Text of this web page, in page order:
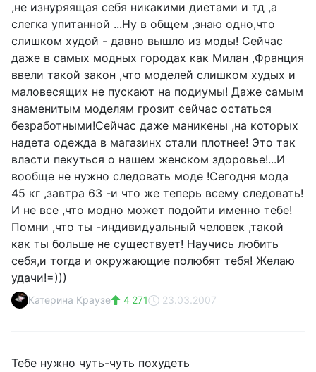
,не изнуряящая себя никакими диетами и тд ,а
слегка упитанной ...Ну в общем ,знаю одно,что
слишком худой - давно вышло из моды! Сейчас
даже в самых модных городах как Милан ,Франция
ввели такой закон ,что моделей слишком худых и
маловесящих не пускают на подиумы! Даже самым
знаменитым моделям грозит сейчас остаться
безработными!Сейчас даже маникены ,на которых
надета одежда в магазинх стали плотнее! Это так
власти пекуться о нашем женском здоровье!...И
вообще не нужно следовать моде !Сегодня мода
45 кг ,завтра 63 -и что же теперь всему следовать!
И не все ,что модно может подойти именно тебе!
Помни ,что ты -индивидуальный человек ,такой
как ты больше не существует! Научись любить
себя,и тогда и окружающие полюбят тебя! Желаю
удачи!=)))
Катерина Kраузе 4 271 23.03.2007
Тебе нужно чуть-чуть похудеть